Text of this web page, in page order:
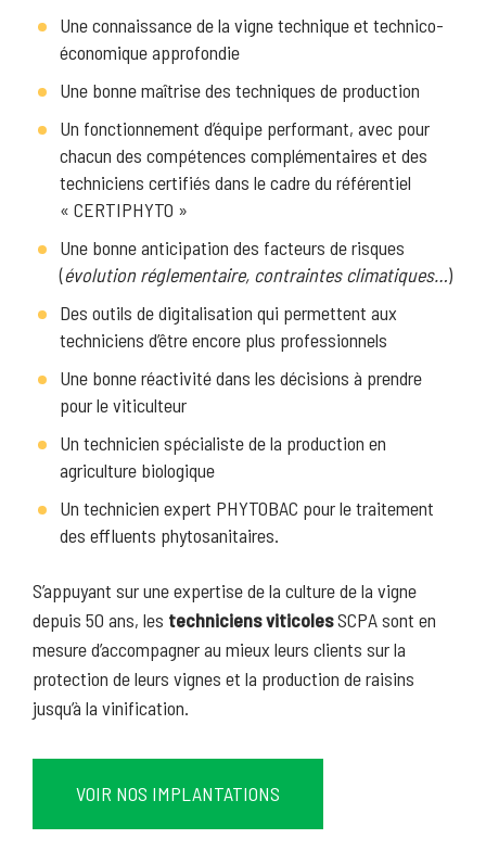
Une connaissance de la vigne technique et technico-
économique approfondie
Une bonne maîtrise des techniques de production
Un fonctionnement d’équipe performant, avec pour
chacun des compétences complémentaires et des
techniciens certifiés dans le cadre du référentiel
« CERTIPHYTO »
Une bonne anticipation des facteurs de risques
(évolution réglementaire, contraintes climatiques…)
Des outils de digitalisation qui permettent aux
techniciens d’être encore plus professionnels
Une bonne réactivité dans les décisions à prendre
pour le viticulteur
Un technicien spécialiste de la production en
agriculture biologique
Un technicien expert PHYTOBAC pour le traitement
des effluents phytosanitaires.
S’appuyant sur une expertise de la culture de la vigne
depuis 50 ans, les techniciens viticolesSCPA sont en
mesure d’accompagner au mieux leurs clients sur la
protection de leurs vignes et la production de raisins
jusqu’à la vinification.
VOIR NOS IMPLANTATIONS